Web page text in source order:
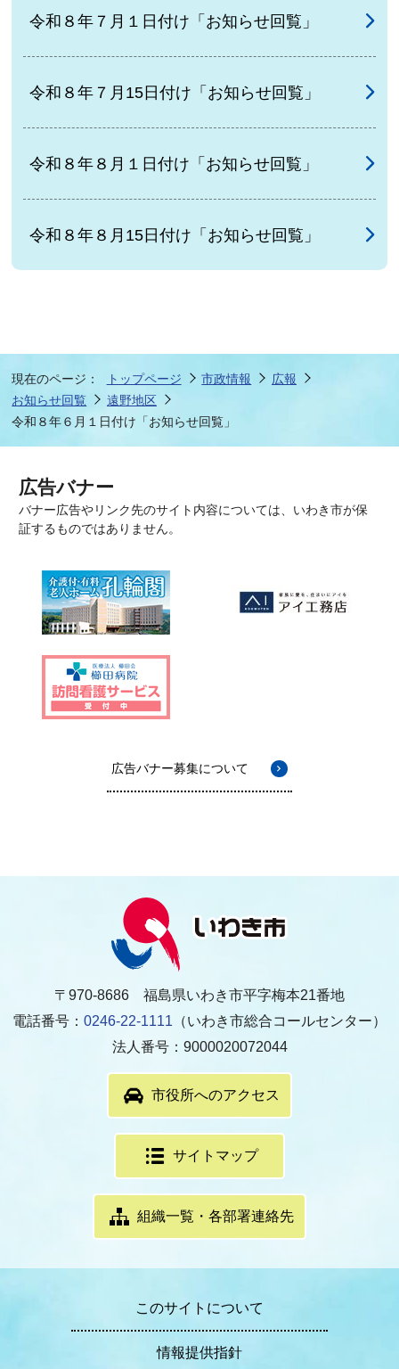
令和８年７月１日付け「お知らせ回覧」
令和８年７月15日付け「お知らせ回覧」
令和８年８月１日付け「お知らせ回覧」
令和８年８月15日付け「お知らせ回覧」
現在のページ： トップページ 市政情報
広報
お知らせ回覧
遠野地区
令和８年６月１日付け「お知らせ回覧」
広告バナー
バナー広告やリンク先のサイト内容については、いわき市が保
証するものではありません。
広告バナー募集について
〒970-8686 福島県いわき市平字梅本21番地
電話番号： 0246-22-1111 （いわき市総合コールセンター）
法人番号：9000020072044
市役所へのアクセス
サイトマップ
組織一覧・各部署連絡先
このサイトについて
情報提供指針